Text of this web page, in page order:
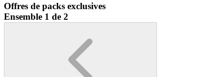
Offres de packs exclusives
Ensemble 1 de 2